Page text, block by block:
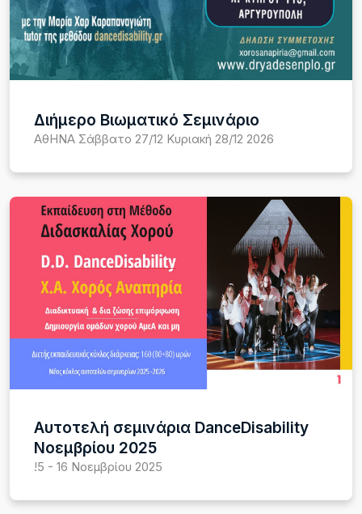
Διήμερο Βιωματικό Σεμινάριο
ΑθΗΝΑ Σάββατο 27/12 Κυριακή 28/12 2026
Αυτοτελή σεμινάρια DanceDisability
Νοεμβρίου 2025
!5 - 16 Νοεμβρίου 2025